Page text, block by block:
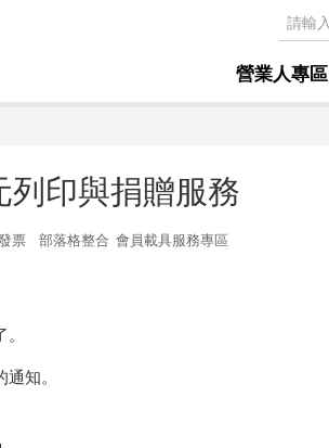
營業人專區
列印與捐贈服務
票 部落格整合 會員載具服務專區
知。